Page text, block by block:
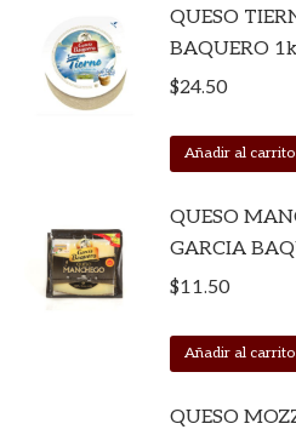
QUESO
BAQUERO
$24.50
Añadir al carrito
QUESO
GARCIA
$11.50
Añadir al carrito
QUESO